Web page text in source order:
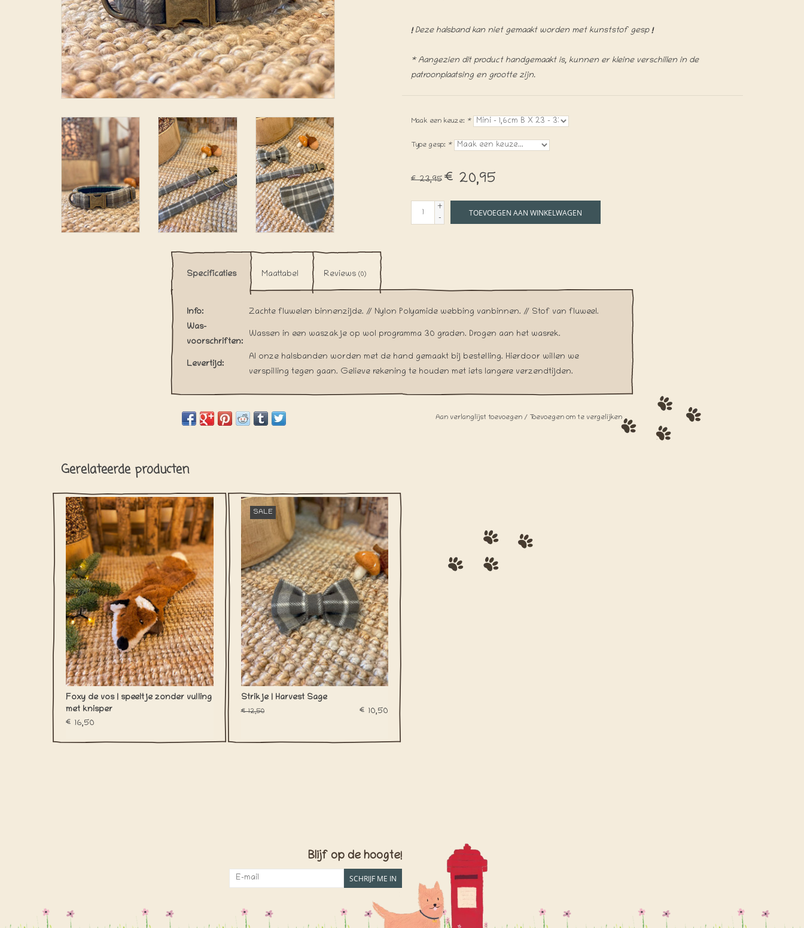
!Deze halsband kan niet gemaakt worden met kunststof gesp !
* Aangezien dit product handgemaakt is, kunnen er kleine verschillen in de
patroonplaatsing en grootte zijn.
Maak een keuze: *
Type gesp: *
€23,95 €20,95
+
-
TOEVOEGEN AAN WINKELWAGEN
Specificaties Maattabel Reviews (0)
Info:
Zachte fluwelen binnenzijde. // Nylon Polyamide webbing vanbinnen. // Stof van fluweel.
Was-
voorschriften:
Wassen in een waszakje op wol programma 30 graden. Drogen aan het wasrek.
Levertijd:
Al onze halsbanden worden met de hand gemaakt bij bestelling. Hierdoor willen we
verspilling tegen gaan. Gelieve rekening te houden met iets langere verzendtijden.
Aan verlanglijst toevoegen/ Toevoegen om te vergelijken
Gerelateerde producten
Deze sluwe vos is jouw viervoeter te slim
af want vanbinnen zit er geen vulling! Het
vosje maakt wel een leuk knisperend
geluid.
Foxy de vos | speeltje zonder vulling
met knisper
€16,50
SALE
Dit ‘Harvest Sage’ strikje in flanel biedt
een verfijnde herfstgroene tint die
perfect past bij de knusse sfeer van het
seizoen!
TOEVOEGEN AAN WINKELWAGEN
Strikje | Harvest Sage
€12,50 €10,50
Blijf op de hoogte!
SCHRIJF ME IN